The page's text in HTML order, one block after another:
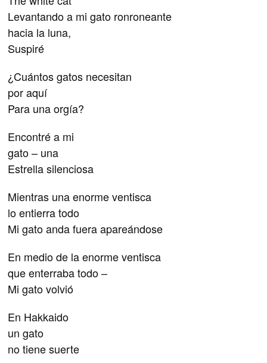
Levantando a mi gato ronroneante
hacia la luna,
Suspiré
¿Cuántos gatos necesitan
por aquí
Para una orgía?
Encontré a mi
gato – una
Estrella silenciosa
Mientras una enorme ventisca
lo entierra todo
Mi gato anda fuera apareándose
En medio de la enorme ventisca
que enterraba todo –
Mi gato volvió
En Hakkaido
un gato
no tiene suerte